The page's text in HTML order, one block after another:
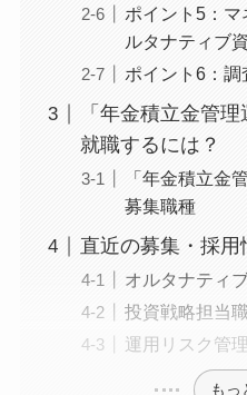
ポイント5：
ルタナティブ資
ポイント6：調
「年金積立金管
就職するには？
「年金積立金
募集職種
直近の募集・採用
オルタナティ
投資戦略担当
運用リスク管
もっ